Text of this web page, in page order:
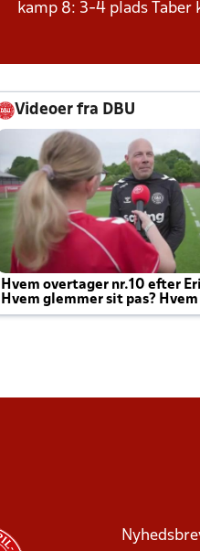
kamp 8: 3-4 plads Taber
Videoer fra DBU
Hvem overtager nr.10 efter
Hvem glemmer sit pas?
Joachim altid til efter kampe?